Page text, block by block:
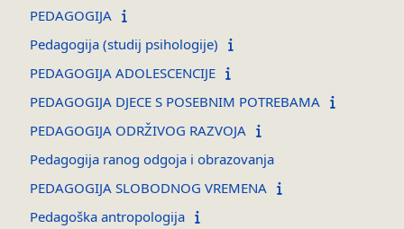
PEDAGOGIJA
Pedagogija (studij psihologije)
PEDAGOGIJA ADOLESCENCIJE
PEDAGOGIJA DJECE S POSEBNIM POTREBAMA
PEDAGOGIJA ODRŽIVOG RAZVOJA
Pedagogija ranog odgoja i obrazovanja
PEDAGOGIJA SLOBODNOG VREMENA
Pedagoška antropologija